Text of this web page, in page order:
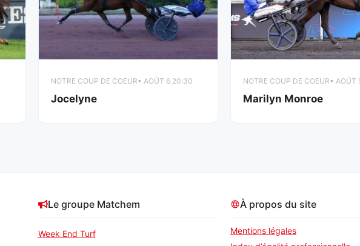
NOTRE COUP DE COEUR• AOÛT 6 20:30
Jocelyne
NOTRE COUP DE COEUR• AOÛT
Marilyn Monroe
Le groupe Matchem
Week End Turf
À propos du site
Mentions légales